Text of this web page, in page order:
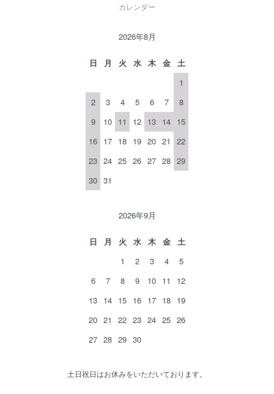
カレンダー
2026年8月
日 月 火 水 木 金
土
1
2
3 4 5 6 7
8
9
10 11 12 13 14 15
16 17 18 19 20 21
22
23 24 25 26 27 28 29
30 31
2026年9月
日 月 火 水 木 金
土
1
2 3 4
5
6
7 8 9 10 11
12
13 14 15 16 17 18 19
20 21 22 23 24 25 26
27 28 29 30
土日祝日はお休みをいただいております。